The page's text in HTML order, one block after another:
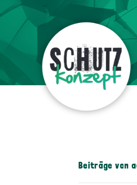
Beiträge von